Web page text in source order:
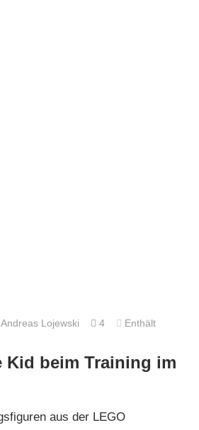
Andreas Lojewski 4
Enthält
Kid beim Training im
aus der LEGO